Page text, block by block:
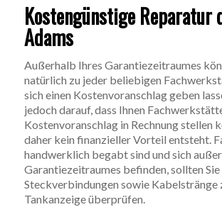
Kostengünstige Reparatur
Adams
Außerhalb Ihres Garantiezeitraumes
natürlich zu jeder beliebigen
sich einen Kostenvoranschlag geben
jedoch darauf, dass Ihnen
Kostenvoranschlag in Rechnung stellen
daher kein finanzieller Vorteil entsteht.
handwerklich begabt sind und sich
Garantiezeitraumes befinden, sollten Sie
Steckverbindungen sowie Kabelstränge
Tankanzeige überprüfen.